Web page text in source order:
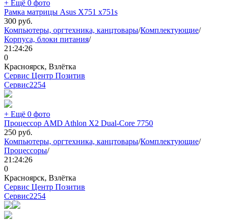
+ Ещё 0 фото
Рамка матрицы Asus X751 x751s
300 руб.
Компьютеры, оргтехника, канцтовары/Комплектующие/
Корпуса, блоки питания/
21:24:26
0
Красноярск, Взлётка
Сервис Центр Позитив
Сервис2254
+ Ещё 0 фото
Процессор AMD Athlon X2 Dual-Core 7750
250 руб.
Компьютеры, оргтехника, канцтовары/Комплектующие/
Процессоры/
21:24:26
0
Красноярск, Взлётка
Сервис Центр Позитив
Сервис2254